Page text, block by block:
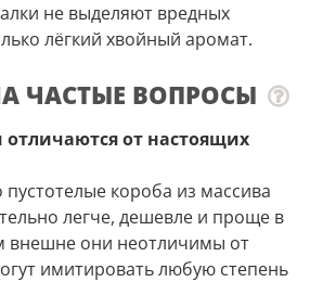
не выделяют вредных
лёгкий хвойный аромат.
ЧАСТЫЕ ВОПРОСЫ
от настоящих
короба из массива
легче, дешевле и проще в
внешне они неотличимы от
имитировать любую степень